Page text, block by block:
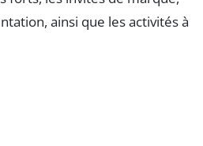
ainsi que les activités à